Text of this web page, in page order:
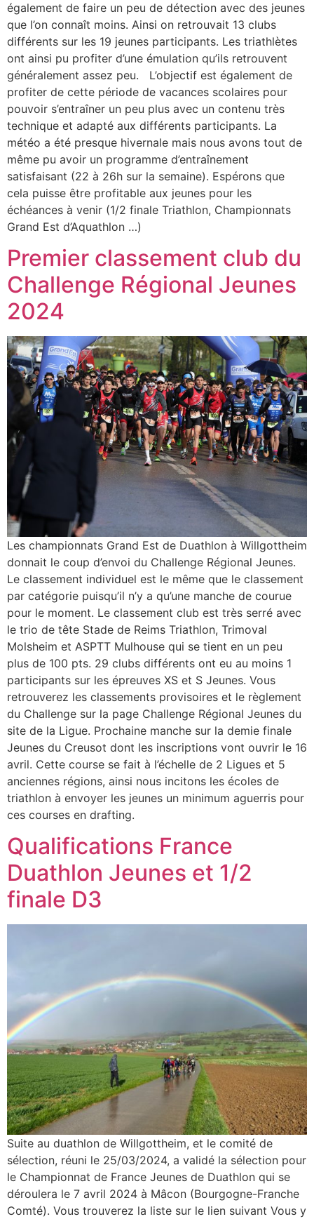
également de faire un peu de détection avec des jeunes
que l’on connaît moins. Ainsi on retrouvait 13 clubs
différents sur les 19 jeunes participants. Les triathlètes
ont ainsi pu profiter d’une émulation qu’ils retrouvent
généralement assez peu. L’objectif est également de
profiter de cette période de vacances scolaires pour
pouvoir s’entraîner un peu plus avec un contenu très
technique et adapté aux différents participants. La
météo a été presque hivernale mais nous avons tout de
même pu avoir un programme d’entraînement
satisfaisant (22 à 26h sur la semaine). Espérons que
cela puisse être profitable aux jeunes pour les
échéances à venir (1/2 finale Triathlon, Championnats
Grand Est d’Aquathlon …)
Premier classement club du
Challenge Régional Jeunes
2024
Les championnats Grand Est de Duathlon à Willgottheim
donnait le coup d’envoi du Challenge Régional Jeunes.
Le classement individuel est le même que le classement
par catégorie puisqu’il n’y a qu’une manche de courue
pour le moment. Le classement club est très serré avec
le trio de tête Stade de Reims Triathlon, Trimoval
Molsheim et ASPTT Mulhouse qui se tient en un peu
plus de 100 pts. 29 clubs différents ont eu au moins 1
participants sur les épreuves XS et S Jeunes. Vous
retrouverez les classements provisoires et le règlement
du Challenge sur la page Challenge Régional Jeunes du
site de la Ligue. Prochaine manche sur la demie finale
Jeunes du Creusot dont les inscriptions vont ouvrir le 16
avril. Cette course se fait à l’échelle de 2 Ligues et 5
anciennes régions, ainsi nous incitons les écoles de
triathlon à envoyer les jeunes un minimum aguerris pour
ces courses en drafting.
Qualifications France
Duathlon Jeunes et 1/2
finale D3
Suite au duathlon de Willgottheim, et le comité de
sélection, réuni le 25/03/2024, a validé la sélection pour
le Championnat de France Jeunes de Duathlon qui se
déroulera le 7 avril 2024 à Mâcon (Bourgogne-Franche
Comté). Vous trouverez la liste sur le lien suivant Vous y